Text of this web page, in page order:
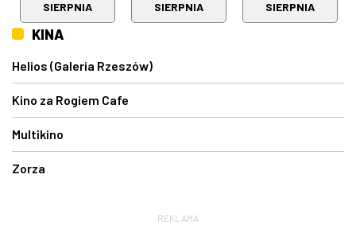
SIERPNIA SIERPNIA SIERPNIA
KINA
Helios (Galeria Rzeszów)
Kino za Rogiem Cafe
Multikino
Zorza
REKLAMA